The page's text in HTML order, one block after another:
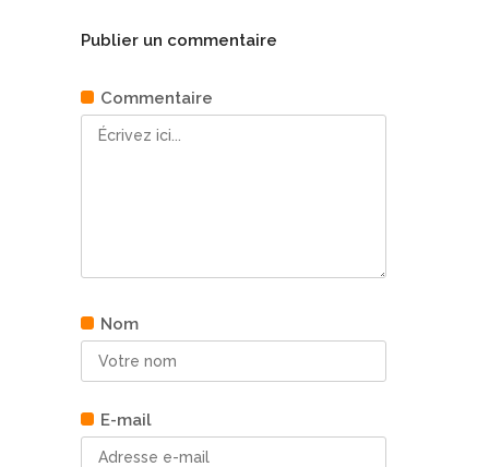
Publier un commentaire
Commentaire
Nom
E-mail